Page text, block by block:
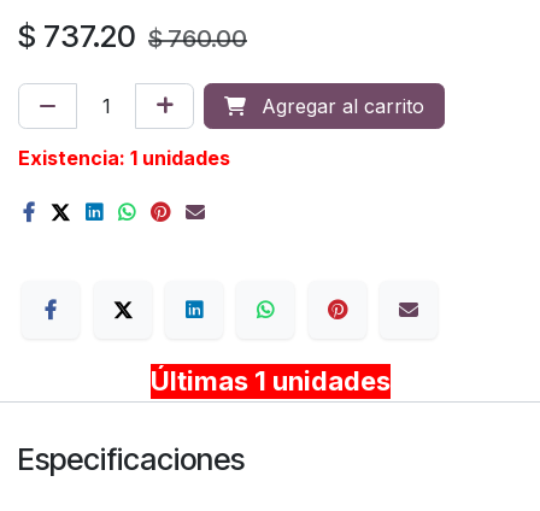
$ 737.20 $760.00
Agregar al carrito
Existencia: 1 unidades
Últimas 1 unidades
Especificaciones